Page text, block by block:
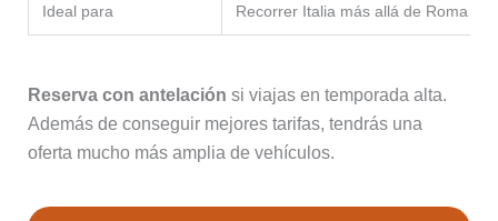
Ideal para Recorrer Italia más allá de Roma
Reserva con antelación si viajas en temporada alta.
Además de conseguir mejores tarifas, tendrás una
oferta mucho más amplia de vehículos.